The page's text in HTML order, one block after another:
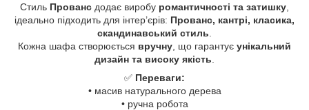
Стиль Прованс додає виробу романтичності та затишку
ідеально підходить для інтер’єрів: Прованс, кантрі, класика,
скандинавський стиль
Кожна шафа створюється вручну , що гарантує унікальний
дизайн та високу якість
✅ Переваги:
• масив натурального дерева
• ручна робота